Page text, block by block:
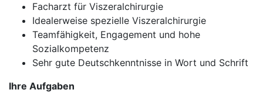
Facharzt für Viszeralchirurgie
Idealerweise spezielle Viszeralchirurgie
Teamfähigkeit, Engagement und hohe
Sozialkompetenz
Sehr gute Deutschkenntnisse in Wort und Schrift
Ihre Aufgaben